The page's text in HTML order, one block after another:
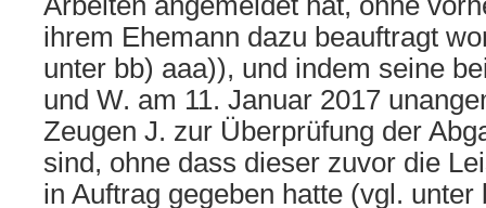
ihrem Ehemann dazu beauftragt
unter bb) aaa)), und indem seine
und W. am 11. Januar 2017
Zeugen J. zur Überprüfung der
sind, ohne dass dieser zuvor die
in Auftrag gegeben hatte (vgl. unter